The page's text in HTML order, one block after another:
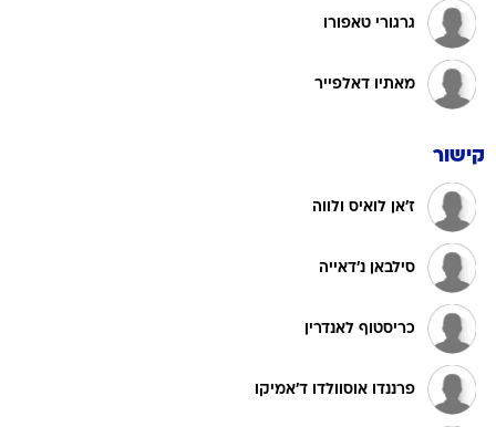
גרגורי טאפורו
מאתיו דאלפייר
קישור
ז'אן לואיס ולווה
סילבאן נ'דאייה
כריסטוף לאנדרין
פרננדו אוסוולדו ד'אמיקו